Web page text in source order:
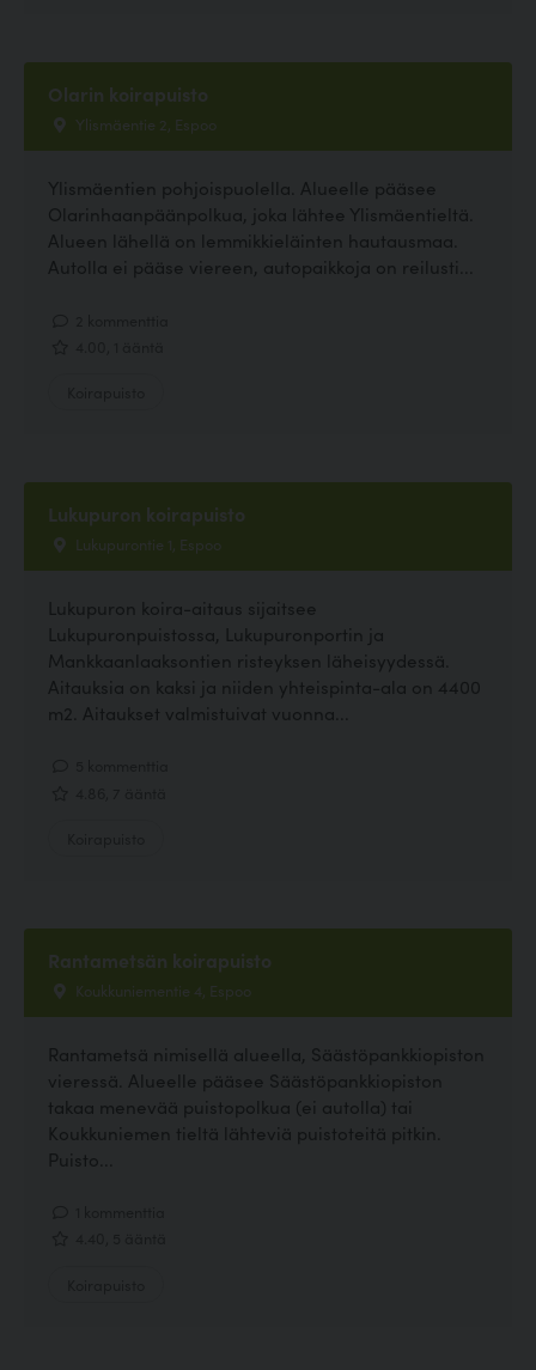
Olarin koirapuisto
Ylismäentie 2, Espoo
Ylismäentien pohjoispuolella. Alueelle pääsee
Olarinhaanpäänpolkua, joka lähtee Ylismäentieltä.
Alueen lähellä on lemmikkieläinten hautausmaa.
Autolla ei pääse viereen, autopaikkoja on reilusti...
Lukupuron koirapuisto
Lukupurontie 1, Espoo
Lukupuron koira-aitaus sijaitsee
Lukupuronpuistossa, Lukupuronportin ja
Mankkaanlaaksontien risteyksen läheisyydessä.
Aitauksia on kaksi ja niiden yhteispinta-ala on 4400
m2. Aitaukset valmistuivat vuonna...
Rantametsän koirapuisto
Koukkuniementie 4, Espoo
Rantametsä nimisellä alueella, Säästöpankkiopiston
vieressä. Alueelle pääsee Säästöpankkiopiston
takaa menevää puistopolkua (ei autolla) tai
Koukkuniemen tieltä lähteviä puistoteitä pitkin.
Puisto...